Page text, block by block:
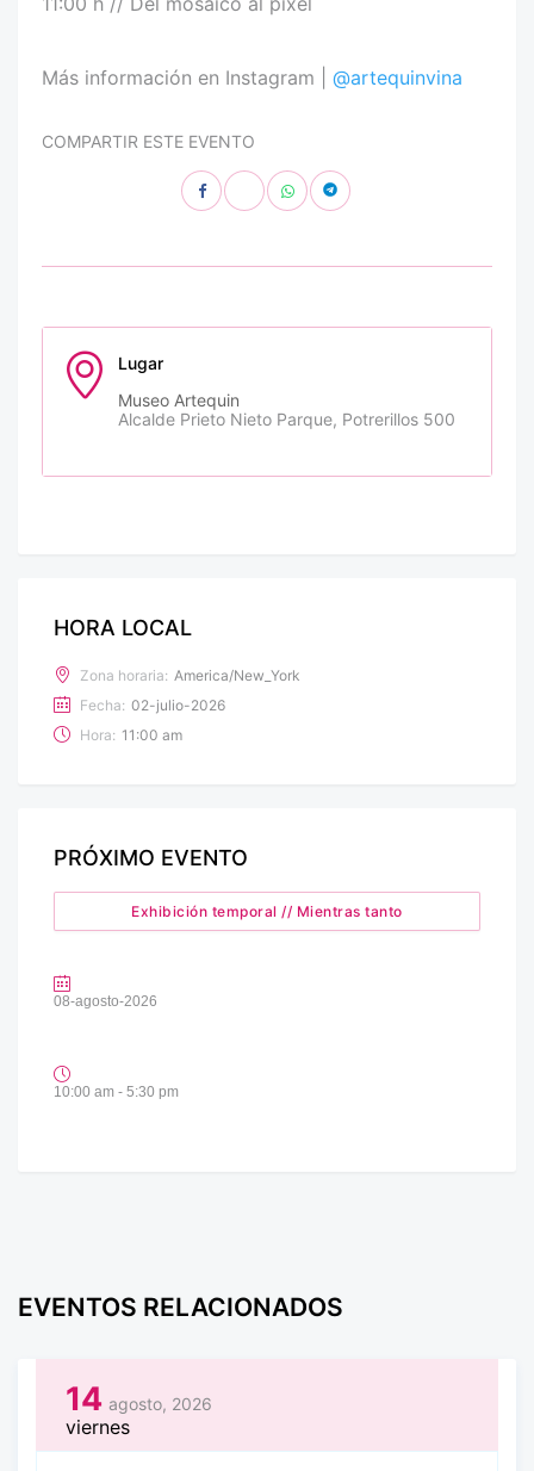
Más información en Instagram | @artequinvina
COMPARTIR ESTE EVENTO
Lugar
Museo Artequin
Alcalde Prieto Nieto Parque, Potrerillos 500
HORA LOCAL
Zona horaria: America/New_York
Fecha: 02-julio-2026
Hora: 11:00 am
PRÓXIMO EVENTO
Exhibición temporal // Mientras tanto
08-agosto-2026
10:00 am - 5:30 pm
EVENTOS RELACIONADOS
14 agosto, 2026
viernes